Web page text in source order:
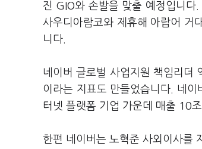
진 GIO와 손발을 맞출 예정입니다
사우디아람코와 제휴해 아랍어 거
니다.
네이버 글로벌 사업지원 책임리더
이라는 지표도 만들었습니다. 네
터넷 플랫폼 기업 가운데 매출 10
한편 네이버는 노혁준 사외이사를